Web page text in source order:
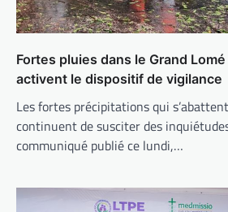
Fortes pluies dans le Grand
activent le dispositif de vigilance
Les fortes précipitations qui
continuent de susciter des
communiqué publié ce lundi,…